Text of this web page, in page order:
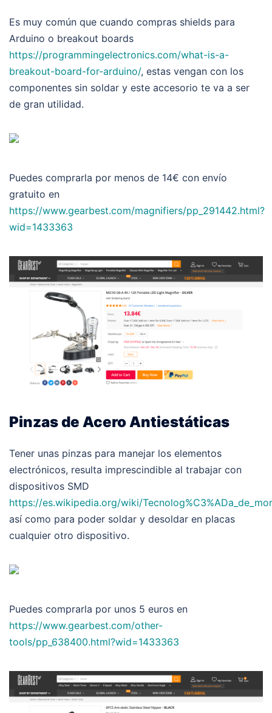
Es muy común que cuando compras shields para
Arduino o breakout boards
https://programmingelectronics.com/what-is-a-
breakout-board-for-arduino/, estas vengan con los
componentes sin soldar y este accesorio te va a ser
de gran utilidad.
Puedes comprarla por menos de 14€ con envío
gratuito en
https://www.gearbest.com/magnifiers/pp_291442.html?
wid=1433363
Pinzas de Acero Antiestáticas
Tener unas pinzas para manejar los elementos
electrónicos, resulta imprescindible al trabajar con
dispositivos SMD
https://es.wikipedia.org/wiki/
así como para poder soldar y desoldar en placas
cualquier otro dispositivo.
Puedes comprarla por unos 5 euros en
https://www.gearbest.com/other-
tools/pp_638400.html?wid=1433363